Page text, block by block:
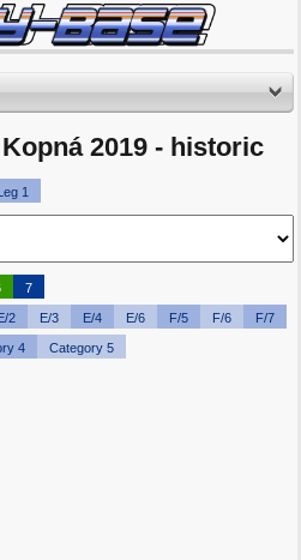
2019 - historic
1
7
2 E/3 E/4 E/6 F/5 F/6 F/7
4 Category 5